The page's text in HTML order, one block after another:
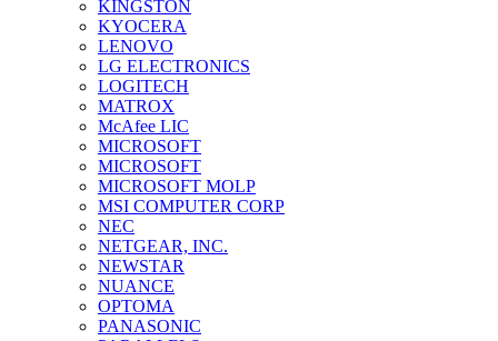
KINGSTON
KYOCERA
LENOVO
LG ELECTRONICS
LOGITECH
MATROX
McAfee LIC
MICROSOFT
MICROSOFT
MICROSOFT MOLP
MSI COMPUTER CORP
NEC
NETGEAR, INC.
NEWSTAR
NUANCE
OPTOMA
PANASONIC